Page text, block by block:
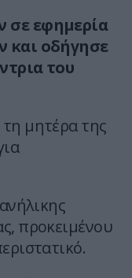
σε εφημερία
και οδήγησε
του
μητέρα της
προκειμένου